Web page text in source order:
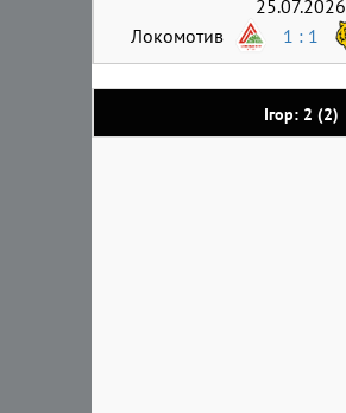
Ігор: 2 (2)
25.07.2026
Локомотив
1 : 1